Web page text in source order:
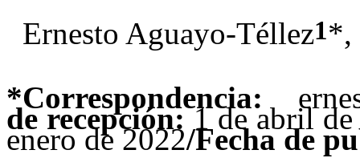
Ernesto Aguayo-Téllez1*,
*Correspondencia:
de recepción:1 de abril
enero de 2022/Fecha de